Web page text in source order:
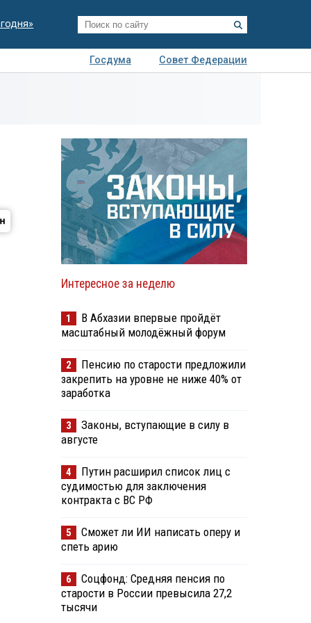
Госдума
Совет Федерации
Интересное за неделю
1
В Абхазии впервые пройдёт
масштабный молодёжный форум
2
Пенсию по старости предложили
закрепить на уровне не ниже 40% от
заработка
3
Законы, вступающие в силу в
августе
4
Путин расширил список лиц с
судимостью для заключения
контракта с ВС РФ
5
Сможет ли ИИ написать оперу и
спеть арию
6
Соцфонд: Средняя пенсия по
старости в России превысила 27,2
тысячи